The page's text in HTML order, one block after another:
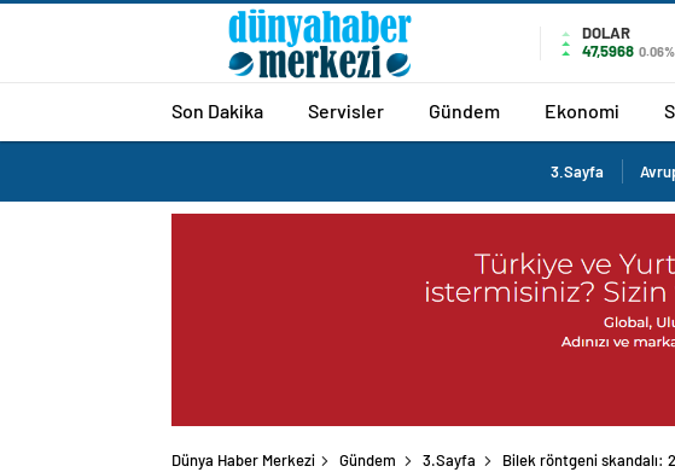
DOLAR
47,5968 0.06%
Son Dakika Servisler Gündem Ekonomi
3.Sayfa
Dünya Haber Merkezi Gündem 3.Sayfa Bilek röntgeni skandalı: